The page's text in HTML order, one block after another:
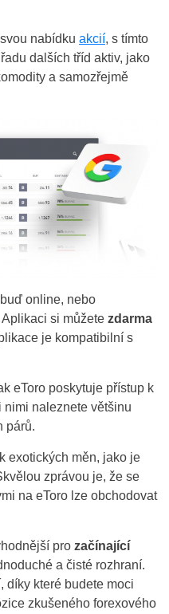
nabídku akcií, s tímto
dalších tříd aktiv, jako
a samozřejmě
online, nebo
si můžete zdarma
je kompatibilní s
eToro poskytuje přístup k
naleznete většinu
párů.
exotických měn, jako je
zprávou je, že se
na eToro lze obchodovat
pro začínající
a čisté rozhraní.
díky které budete moci
zkušeného forexového